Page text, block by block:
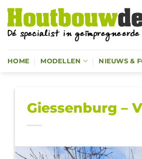
Ga
naar
inhoud
HOME MODELLEN NIEUWS &
Giessenburg –